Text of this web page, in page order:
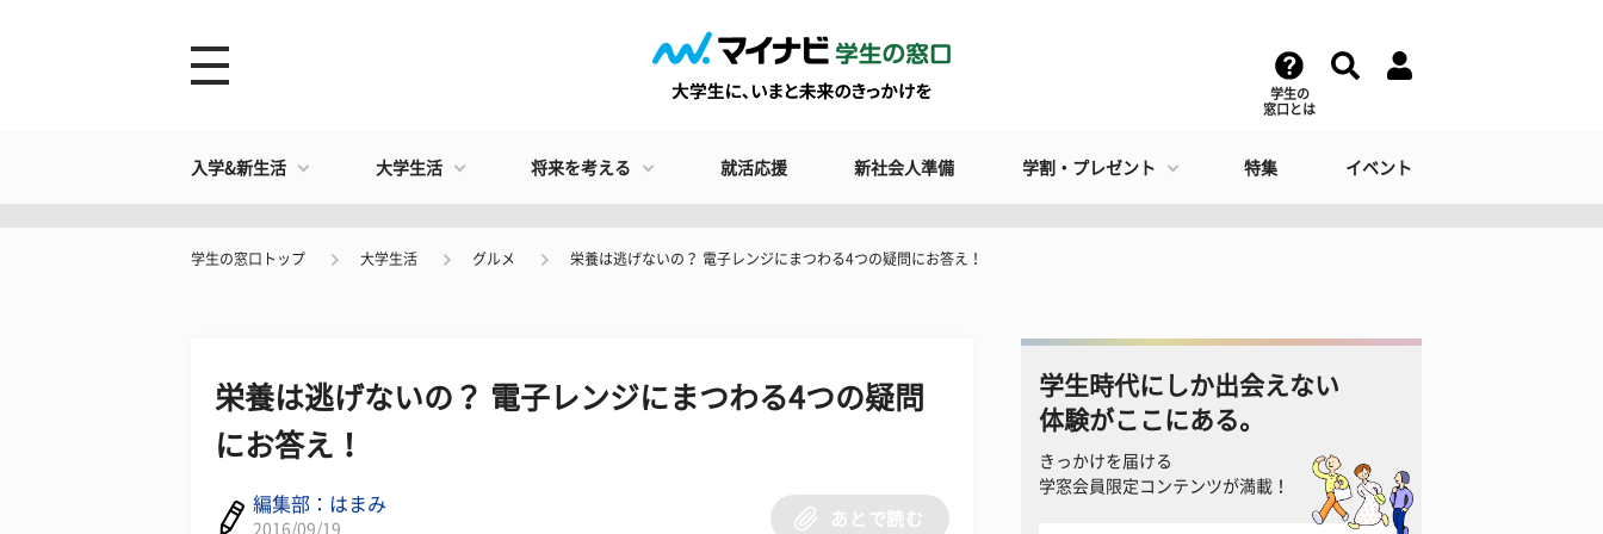
学生の
窓口とは
入学&新生活 大学生活 将来を考える 就活応援 新社会人準備 学割・プレゼント 特集 イベント
学生の窓口トップ 大学生活 グルメ 栄養は逃げないの？ 電子レンジにまつわる4つの疑問にお答え！
栄養は逃げないの？ 電子レンジにまつわる4つの疑問
にお答え！
編集部：はまみ
2016/09/19
あとで読む
学生時代にしか出会えない
体験がここにある。
きっかけを届ける
学窓会員限定コンテンツが満載！